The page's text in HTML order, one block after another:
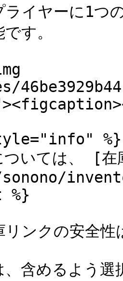
ライヤーに1つ
す。
%}
ついては、 [
%}
ンクの安全性
含めるよう